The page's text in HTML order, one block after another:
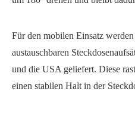
Für den mobilen Einsatz
austauschbaren
und die USA geliefert. Diese
einen stabilen Halt in der